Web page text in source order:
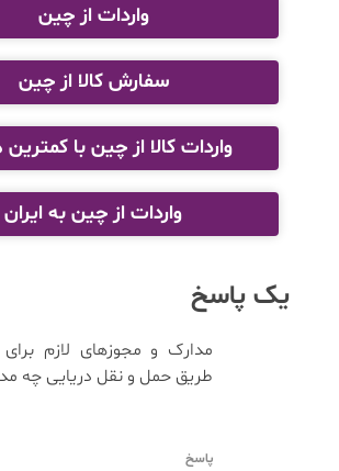
واردات از چین
سفارش کالا از چین
واردات کالا از چین با
واردات از چین به ایران
یک پاسخ
مدارک و مجوزهای لازم برای
طریق حمل و نقل دریایی چه
پاسخ